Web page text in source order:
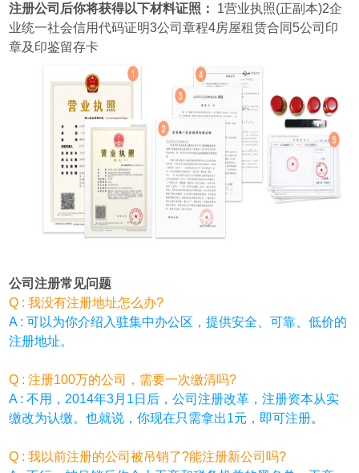
注册公司后你将获得以下材料证照：
1营业执照(正副本)2企
业统一社会信用代码证明3公司章程4房屋租赁合同5公司印
章及印鉴留存卡
公司注册常见问题
Q : 我没有注册地址怎么办?
A : 可以为你介绍入驻集中办公区，提供安全、可靠、低价的
注册地址。
Q : 注册100万的公司，需要一次缴清吗?
A : 不用，2014年3月1日后，公司注册改革，注册资本从实
缴改为认缴。也就说，你现在只需拿出1元，即可注册。
Q : 我以前注册的公司被吊销了?能注册新公司吗?